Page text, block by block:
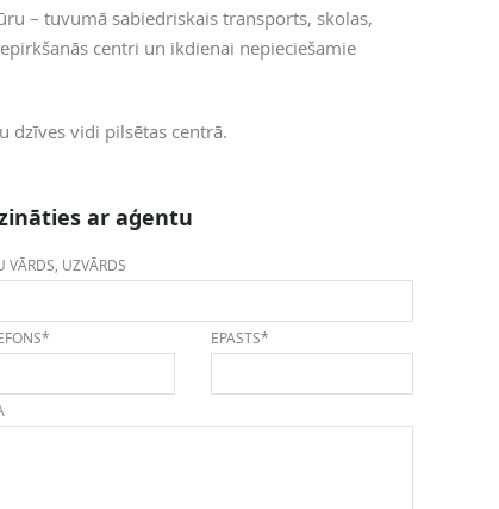
– tuvumā sabiedriskais transports, skolas,
centri un ikdienai nepieciešamie
dzīves vidi pilsētas centrā.
ar aģentu
VĀRDS, UZVĀRDS
EPASTS*